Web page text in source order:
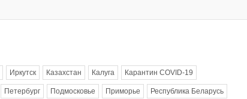
Иркутск Казахстан Калуга Карантин COVID-19
Петербург Подмосковье Приморье Республика Беларусь